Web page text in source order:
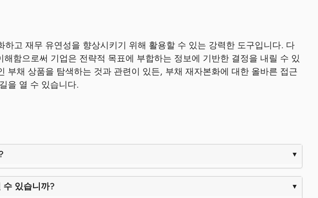
고 재무 유연성을 향상시키기 위해 활용할 수 있는 강력한 도구입니다. 다
함으로써 기업은 전략적 목표에 부합하는 정보에 기반한 결정을 내릴 수 있
부채 상품을 탐색하는 것과 관련이 있든, 부채 재자본화에 대한 올바른 접근
을 열 수 있습니다.
수 있습니까?